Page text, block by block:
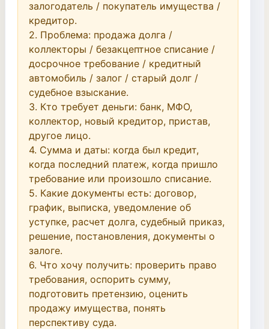
залогодатель / покупатель имущества /
кредитор.
2. Проблема: продажа долга /
коллекторы / безакцептное списание /
досрочное требование / кредитный
автомобиль / залог / старый долг /
судебное взыскание.
3. Кто требует деньги: банк, МФО,
коллектор, новый кредитор, пристав,
другое лицо.
4. Сумма и даты: когда был кредит,
когда последний платеж, когда пришло
требование или произошло списание.
5. Какие документы есть: договор,
график, выписка, уведомление об
уступке, расчет долга, судебный приказ,
решение, постановления, документы о
залоге.
6. Что хочу получить: проверить право
требования, оспорить сумму,
подготовить претензию, оценить
продажу имущества, понять
перспективу суда.